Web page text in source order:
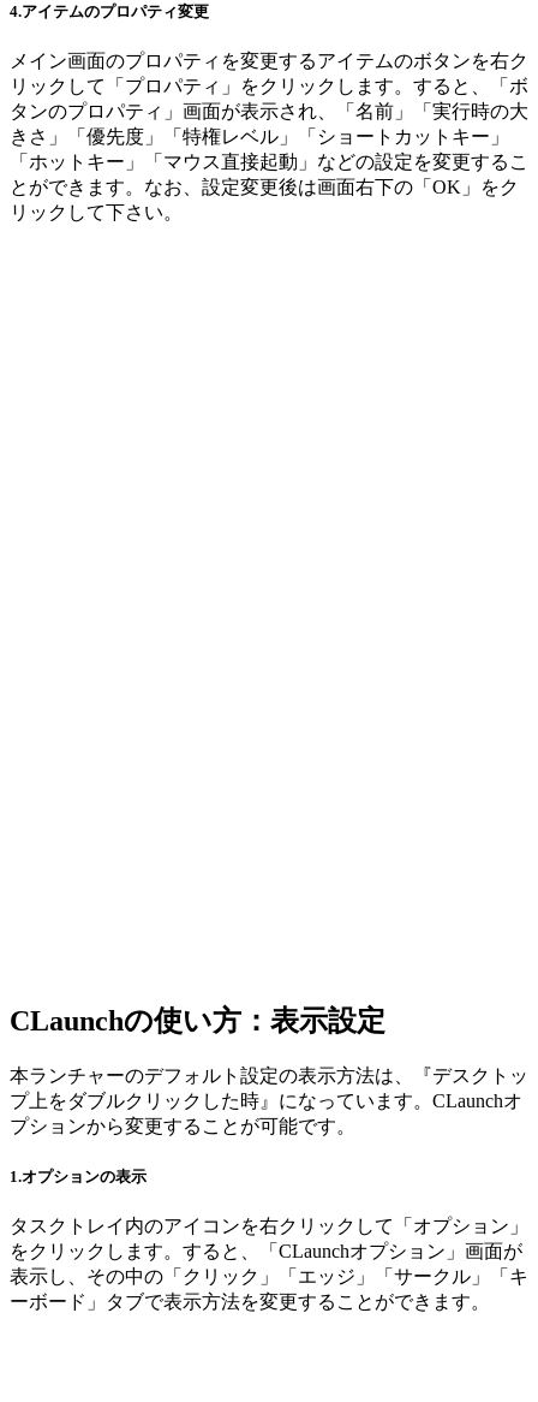
4.アイテムのプロパティ変更
メイン画面のプロパティを変更するアイテムのボタンを右ク
リックして「プロパティ」をクリックします。すると、「ボ
タンのプロパティ」画面が表示され、「名前」「実行時の大
きさ」「優先度」「特権レベル」「ショートカットキー」
「ホットキー」「マウス直接起動」などの設定を変更するこ
とができます。なお、設定変更後は画面右下の「OK」をク
リックして下さい。
CLaunchの使い方：表示設定
本ランチャーのデフォルト設定の表示方法は、『デスクトッ
プ上をダブルクリックした時』になっています。CLaunchオ
プションから変更することが可能です。
1.オプションの表示
タスクトレイ内のアイコンを右クリックして「オプション」
をクリックします。すると、「CLaunchオプション」画面が
表示し、その中の「クリック」「エッジ」「サークル」「キ
ーボード」タブで表示方法を変更することができます。